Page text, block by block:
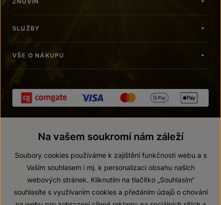
SLUŽBY
VŠE O NÁKUPU
© 2026 ZNOVÍN ZNOJMO, a. s.
Na vašem soukromí nám záleží
Soubory cookies používáme k zajištění funkčnosti webu a s
Vaším souhlasem i mj. k personalizaci obsahu našich
webových stránek. Kliknutím na tlačítko „Souhlasím“
souhlasíte s využívaním cookies a předáním údajů o chování